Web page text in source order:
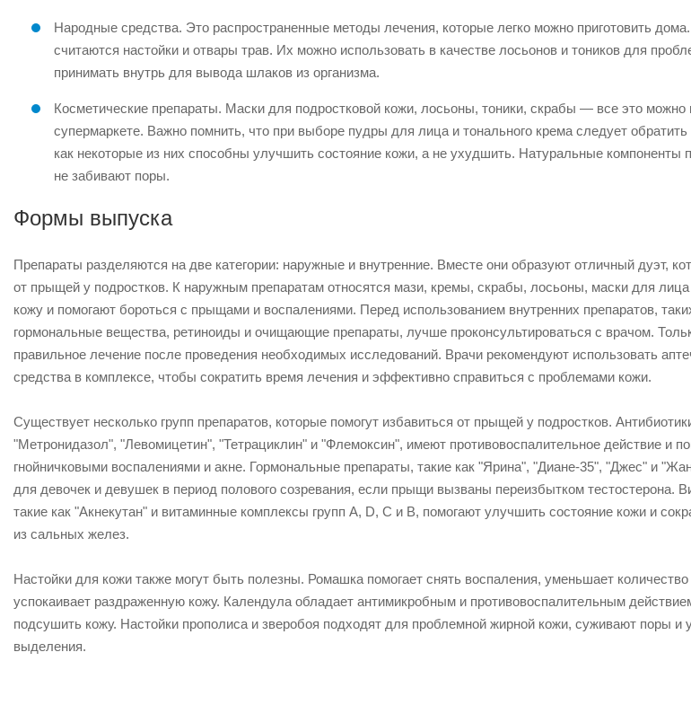
Народные средства. Это распространенные методы лечения, которые легко можно приготовить
считаются настойки и отвары трав. Их можно использовать в качестве лосьонов и тоников для
принимать внутрь для вывода шлаков из организма.
Косметические препараты. Маски для подростковой кожи, лосьоны, тоники, скрабы — все это
супермаркете. Важно помнить, что при выборе пудры для лица и тонального крема следует обратить
как некоторые из них способны улучшить состояние кожи, а не ухудшить. Натуральные
не забивают поры.
Формы выпуска
Препараты разделяются на две категории: наружные и внутренние. Вместе они образуют отличный дуэт,
от прыщей у подростков. К наружным препаратам относятся мази, кремы, скрабы, лосьоны, маски для
кожу и помогают бороться с прыщами и воспалениями. Перед использованием внутренних препаратов,
гормональные вещества, ретиноиды и очищающие препараты, лучше проконсультироваться с врачом.
правильное лечение после проведения необходимых исследований. Врачи рекомендуют использовать
средства в комплексе, чтобы сократить время лечения и эффективно справиться с проблемами кожи.
Существует несколько групп препаратов, которые помогут избавиться от прыщей у подростков.
"Метронидазол", "Левомицетин", "Тетрациклин" и "Флемоксин", имеют противовоспалительное действие и
гнойничковыми воспалениями и акне. Гормональные препараты, такие как "Ярина", "Диане-35", "Джес" и
для девочек и девушек в период полового созревания, если прыщи вызваны переизбытком тестостерона.
такие как "Акнекутан" и витаминные комплексы групп A, D, C и B, помогают улучшить состояние кожи и
из сальных желез.
Настойки для кожи также могут быть полезны. Ромашка помогает снять воспаления, уменьшает
успокаивает раздраженную кожу. Календула обладает антимикробным и противовоспалительным
подсушить кожу. Настойки прополиса и зверобоя подходят для проблемной жирной кожи, суживают поры
выделения.